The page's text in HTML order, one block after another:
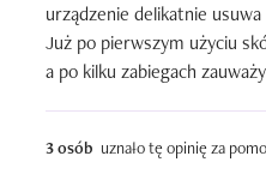
urządzenie delikatnie
Już po pierwszym użyciu
a po kilku zabiegach
Urządzenie ma kilka trybów
3 osób uznało tę opinię za